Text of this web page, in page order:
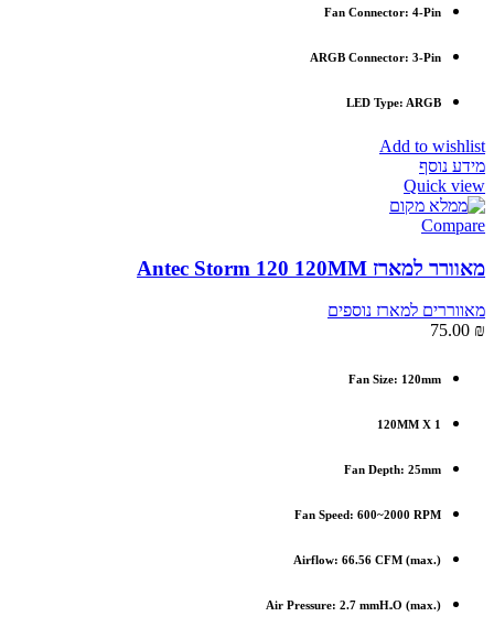
Fan Connector: 4-Pin
ARGB Connector: 3-Pin
LED Type: ARGB
Add to wishlist
מידע נוסף
Quick view
Compare
מאוורר למארז Antec Storm 120 120MM
מאווררים למארז נוספים
75.00 ₪
Fan Size: 120mm
120MM X 1
Fan Depth: 25mm
Fan Speed: 600~2000 RPM
Airflow: 66.56 CFM (max.)
Air Pressure: 2.7 mmH₂O (max.)